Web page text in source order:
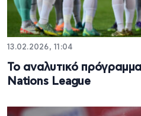
13.02.2026, 11:04
Το αναλυτικό
Nations League